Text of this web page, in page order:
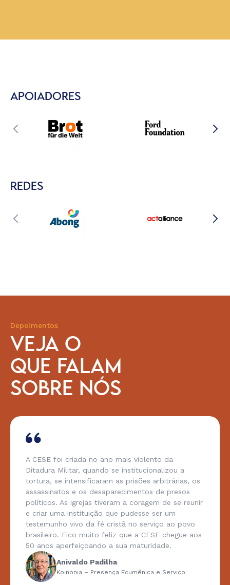
APOIADORES
REDES
Depoimentos
VEJA O
QUE FALAM
SOBRE NÓS
A CESE foi criada no ano mais violento da
Ditadura Militar, quando se institucionalizou a
tortura, se intensificaram as prisões arbitrárias, os
assassinatos e os desaparecimentos de presos
políticos. As igrejas tiveram a coragem de se reunir
e criar uma instituição que pudesse ser um
testemunho vivo da fé cristã no serviço ao povo
brasileiro. Fico muito feliz que a CESE chegue aos
50 anos aperfeiçoando a sua maturidade.
Anivaldo Padilha
Koinonia – Presença Ecumênica e Serviço